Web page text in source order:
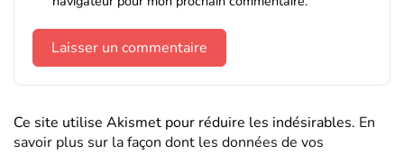
Ce site utilise Akismet pour réduire les indésirables. En
savoir plus sur la façon dont les données de vos